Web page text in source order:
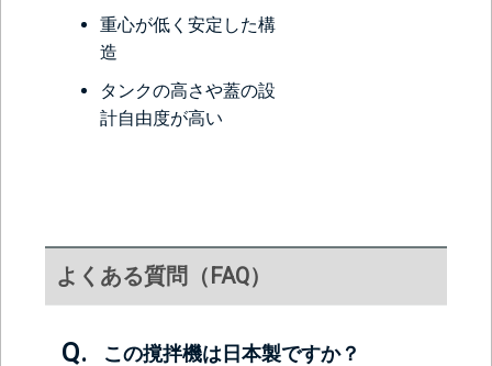
重心が低く安定した構
造
タンクの高さや蓋の設
計自由度が高い
よくある質問（FAQ）
この撹拌機は日本製ですか？